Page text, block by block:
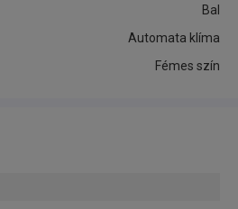
Bal
Automata klíma
Fémes szín